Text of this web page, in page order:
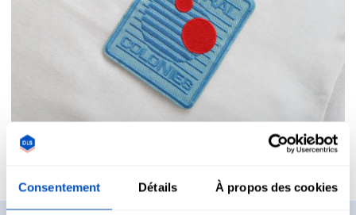
Consentement Détails À propos des cookies